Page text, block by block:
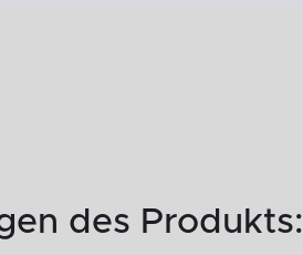
des Produkts: